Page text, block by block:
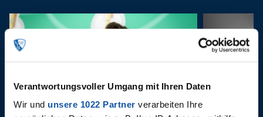
Verantwortungsvoller Umgang mit Ihren Daten
Wir und unsere 1022 Partner verarbeiten Ihre